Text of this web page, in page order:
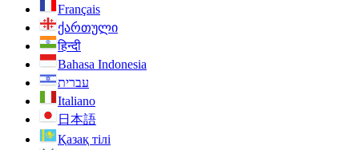
Français
ქართული
हिन्दी
Bahasa Indonesia
עברית
Italiano
日本語
Қазақ тілі